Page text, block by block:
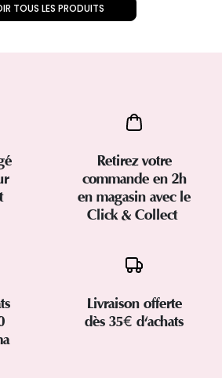
TOUS LES PRODUITS
Retirez votre
commande en 2h
en magasin avec le
Click & Collect
Livraison offerte
dès 35€ d'achats